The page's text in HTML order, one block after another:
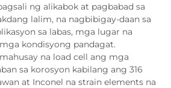
ng alikabok at pagbabad sa
lalim, na nagbibigay-daan sa
sa labas, mga lugar na
kondisyong pandagat.
na load cell ang mga
sa korosyon kabilang ang 316
at Inconel na strain elements na